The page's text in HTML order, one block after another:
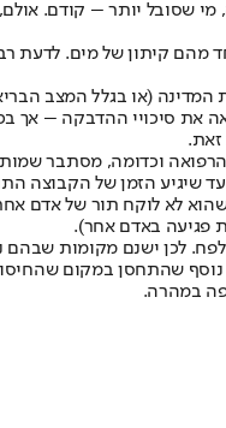
מי שסובל יותר – קודם.
מהם קיתון של מים. לדעת
המדינה (או בגלל המצב
את סיכויי ההדבקה – אך
זאת.
וכדומה, מסתבר
שיגיע הזמן של הקבוצה
לא לוקח תור של אדם אחר
פגיעה באדם אחר).
– צריך לזרוק אותם לפח. לכן ישנם
נוסף שהתחסן במקום
במהרה.